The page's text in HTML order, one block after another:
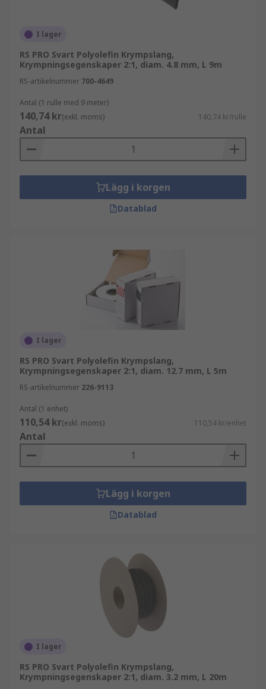
I lager
RS PRO Svart Polyolefin Krympslang,
Krympningsegenskaper 2:1, diam. 4.8 mm, L 9m
RS-artikelnummer 700-4649
Antal (1 rulle med 9 meter)
140,74 kr(exkl. moms) 140,74 kr/rulle
Antal
Lägg i korgen
Datablad
I lager
RS PRO Svart Polyolefin Krympslang,
Krympningsegenskaper 2:1, diam. 12.7 mm, L 5m
RS-artikelnummer 226-9113
Antal (1 enhet)
110,54 kr(exkl. moms) 110,54 kr/enhet
Antal
Lägg i korgen
Datablad
I lager
RS PRO Svart Polyolefin Krympslang,
Krympningsegenskaper 2:1, diam. 3.2 mm, L 20m